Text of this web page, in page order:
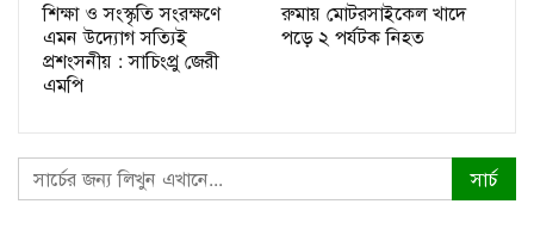
শিক্ষা ও সংস্কৃতি সংরক্ষণে
এমন উদ্যোগ সত্যিই
প্রশংসনীয় : সাচিংপ্রু জেরী
এমপি
রুমায় মোটরসাইকেল খাদে
পড়ে ২ পর্যটক নিহত